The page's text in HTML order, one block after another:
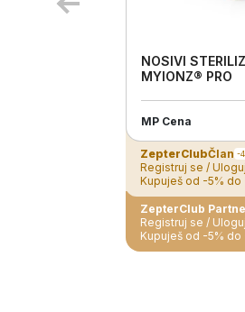
NOSIVI
MYIONZ® PRO
MP Cena
ZepterClubČlan -
Registruj se /
Kupuješ od -5% do
ZepterClub
Registruj se /
Kupuješ od -5% do